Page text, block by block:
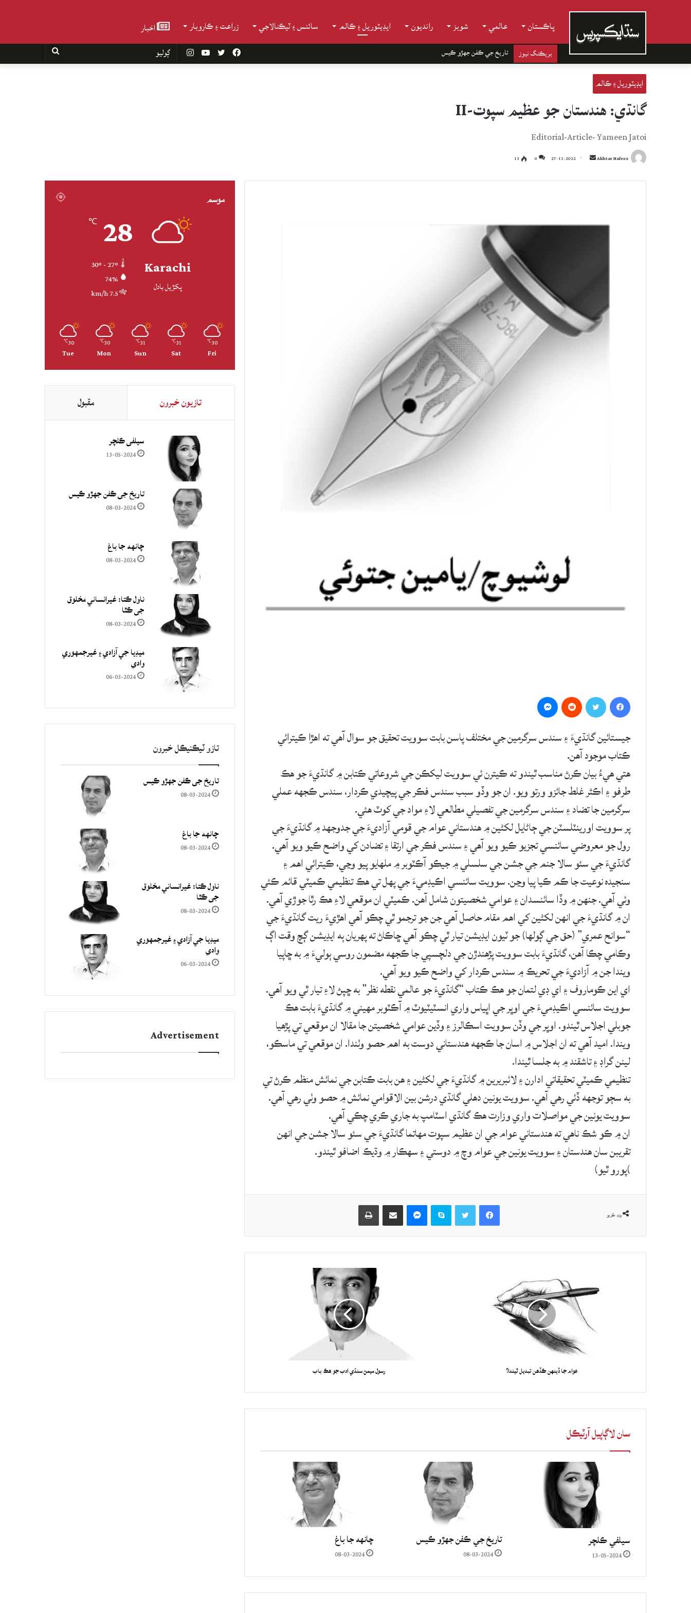
پاڪستان عالمي شوبز رانديون ايڊيٽوريل ۽ ڪالم سائنس ۽ ٽيڪنالاجي زراعت ۽ ڪاروبار اخبار
بريڪنگ نيوز تاريخ جي ڪفن جھڙو ڪيس InstagramYouTube Twitter
Facebook
ايڊيٽوريل ۽ ڪالم
گانڌي: هندستان جو عظيم سپوت-II
Editorial-Article- Yameen Jatoi
Akhtar Hafeez
Send
email
27-11-2022
0
13
جيستائين گانڌيءَ ۽ سندس سرگرمين جي مختلف پاسن بابت سوويت تحقيق جو سوال آهي ته اهڙا ڪيترائي
ڪتاب موجود آهن.
هتي هيءُ بيان ڪرڻ مناسب ٿيندو ته ڪيترن ئي سوويت ليکڪن جي شروعاتي ڪتابن ۾ گانڌيءَ جو هڪ
طرفو ۽ اڪثر غلط جائزو ورتو ويو. ان جو وڏو سبب سندس فڪر جي پيچيدي ڪردار، سندس ڪجهه عملي
سرگرمين جا تضاد ۽ سندس سرگرمين جي تفصيلي مطالعي لاءِ مواد جي کوٽ هئي.
پر سوويت اورينٽلسٽن جي ڄاڻايل لکڻين ۾ هندستاني عوام جي قومي آزاديءَ جي جدوجهد ۾ گانڌيءَ جي
رول جو معروضي سائنسي تجزيو ڪيو ويو آهي ۽ سندس فڪر جي ارتقا ۽ تضادن کي واضح ڪيو ويو آهي.
گانڌيءَ جي سئو سالا جنم جي جشن جي سلسلي ۾ جيڪو آڪٽوبر ۾ ملهايو پيو وڃي، ڪيترائي اهم ۽
سنجيده نوعيت جا ڪم ڪيا پيا وڃن. سوويت سائنسي اڪيڊميءَ جي پهل تي هڪ تنظيمي ڪميٽي قائم ڪئي
وئي آهي. جنهن ۾ وڏا سائنسدان ۽ عوامي شخصيتون شامل آهن. ڪميٽي ان موقعي لاءِ هڪ رٿا جوڙي آهي.
ان ۾ گانڌيءَ جي انهن لکڻين کي اهم مقام حاصل آهي جن جو ترجمو ٿي چڪو آهي اهڙيءَ ريت گانڌيءَ جي
“سوانح عمري” (حق جي ڳولها) جو ٽيون ايڊيشن تيار ٿي چڪو آهي ڇاڪاڻ ته پهريان ٻه ايڊيشن ڳچ وقت اڳ
وڪامي چڪا آهن، گانڌيءَ بابت سوويت پڙهندڙن جي دلچسپي جا ڪجهه مضمون روسي ٻوليءَ ۾ به ڇاپيا
ويندا جن ۾ آزاديءَ جي تحريڪ ۾ سندس ڪردار کي واضح ڪيو ويو آهي.
اي اين ڪوماروف ۽ اي ڊي لتمان جو هڪ ڪتاب “گانڌيءَ جو عالمي نقطه نظر” به ڇپڻ لاءِ تيار ٿي ويو آهي.
سوويت سائنسي اڪيڊميءَ جي اوڀر جي اڀياس واري انسٽيٽيوٽ ۾ آڪٽوبر مهيني ۾ گانڌيءَ بابت هڪ
جوبلي اجلاس ٿيندو. اوڀر جي وڏن سوويت اسڪالرز ۽ وڏين عوامي شخصيتن جا مقالا ان موقعي تي پڙهيا
ويندا. اميد آهي ته ان اجلاس ۾ اسان جا ڪجهه هندستاني دوست به اهم حصو وٺندا. ان موقعي تي ماسڪو،
لينن گراڊ ۽ تاشقند ۾ به جلسا ٿيندا.
تنظيمي ڪميٽي تحقيقاتي ادارن ۽ لائبريرين ۾ گانڌيءَ جي لکڻين ۽ هن بابت ڪتابن جي نمائش منظم ڪرڻ تي
به سڄو توجهه ڏئي رهي آهي. سوويت يونين دهلي گانڌي درشن بين الاقوامي نمائش ۾ حصو وٺي رهي آهي.
سوويت يونين جي مواصلات واري وزارت هڪ گانڌي اسٽامپ به جاري ڪري چڪي آهي.
ان ۾ ڪو شڪ ناهي ته هندستاني عوام جي ان عظيم سپوت مهاتما گانڌيءَ جي سئو سالا جشن جي انهن
تقريبن سان هندستان ۽ سوويت يونين جي عوام وچ ۾ دوستي ۽ سهڪار ۾ وڌيڪ اضافو ٿيندو.
)پورو ٿيو)
ونڊ ڪريو
Facebook
Skype حصيداري ڪريو اي ميل ذريعي
عوام جا ڏينهن ڪڏهن تبديل ٿيندا؟ رسول ميمڻ سنڌي ادب جو هڪ باب
سان لاڳاپيل آرٽيڪل
سيلفي ڪلچر
13-05-2024
تاريخ جي ڪفن جھڙو ڪيس
08-03-2024
چانهه جا باغ
08-03-2024
موسم
Karachi
پکڙيل بادل
28
℃
74%
7.5 km/h
30
℃
Fri
31
℃
Sat
31
℃
Sun
30
℃
Mon
30
℃
Tue
تازيون خبرون مقبول
سيلفي ڪلچر
13-05-2024
تاريخ جي ڪفن جھڙو ڪيس
08-03-2024
چانهه جا باغ
08-03-2024
ناول ڪتا: غيرانساني مخلوق
جي ڪٿا
08-03-2024
ميڊيا جي آزادي ۽ غيرجمھوري
وادي
06-03-2024
تازو ٽيڪنيڪل خبرون
تاريخ جي ڪفن جھڙو ڪيس
08-03-2024
چانهه جا باغ
08-03-2024
ناول ڪتا: غيرانساني مخلوق
جي ڪٿا
08-03-2024
ميڊيا جي آزادي ۽ غيرجمھوري
وادي
06-03-2024
Advertisement